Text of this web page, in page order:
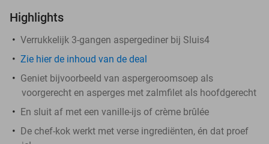
Highlights
Verrukkelijk 3-gangen aspergediner bij Sluis4
Zie hierde inhoud van de deal
Geniet bijvoorbeeld van aspergeroomsoep als
voorgerecht en asperges met zalmfilet als hoofdgerecht
En sluit af met een vanille-ijs of crème brûlée
De chef-kok werkt met verse ingrediënten, én dat proef